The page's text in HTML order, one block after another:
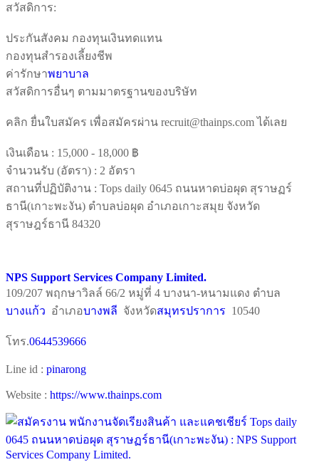
สวัสดิการ:
ประกันสังคม กองทุนเงินทดแทน
กองทุนสำรองเลี้ยงชีพ
ค่ารักษาพยาบาล
สวัสดิการอื่นๆ ตามมาตรฐานของบริษัท
คลิก ยื่นใบสมัคร เพื่อสมัครผ่าน recruit@thainps.com ได้เลย
เงินเดือน : 15,000 - 18,000 ฿
จำนวนรับ (อัตรา) : 2 อัตรา
สถานที่ปฏิบัติงาน : Tops daily 0645 ถนนหาดบ่อผุด สุราษฏร์
ธานี(เกาะพะงัน) ตำบลบ่อผุด อำเภอเกาะสมุย จังหวัด
สุราษฎร์ธานี 84320
NPS Support Services Company Limited.
109/207 พฤกษาวิลล์ 66/2 หมู่ที่ 4 บางนา-หนามแดง ตำบล
บางแก้ว อำเภอบางพลี จังหวัดสมุทรปราการ 10540
โทร.0644539666
Line id : pinarong
Website : https://www.thainps.com